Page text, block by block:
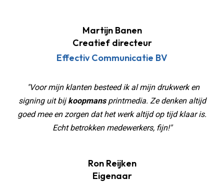
Martijn Banen
Creatief directeur
Effectiv Communicatie BV
"Voor mijn klanten besteed ik al mijn drukwerk en
signing uit bijkoopmansprintmedia. Ze denken altijd
goed mee en zorgen dat het werk altijd op tijd klaar is.
Echt betrokken medewerkers, fijn!"
Ron Reijken
Eigenaar